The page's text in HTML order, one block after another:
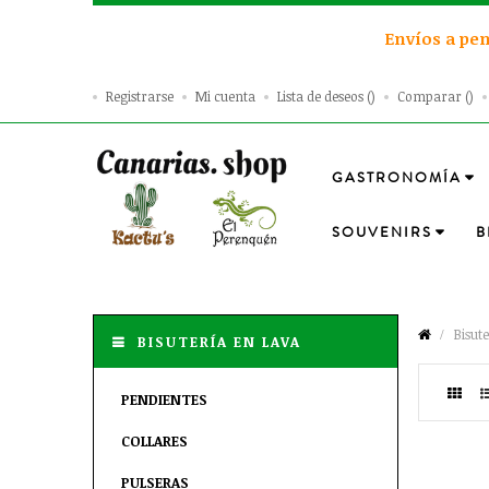
Envíos a
Registrarse Mi cuenta Lista de deseos Comparar
GASTRONOMÍA
SOUVENIRS
BISUTERÍA EN LAVA
PENDIENTES
COLLARES
PULSERAS